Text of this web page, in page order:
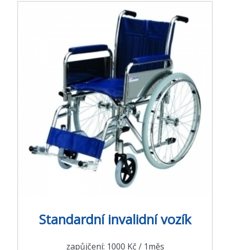
Standardní invalidní vozík
zapůjčení: 1000 Kč / 1měs